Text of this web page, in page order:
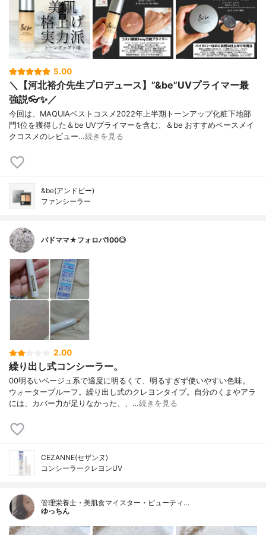
5.00
＼【河北裕介先生プロデュース】”&be”UVプライマー最
強説👓✨／
今回は、MAQUIAベストコスメ2022年上半期トーンアップ化粧下地部
門1位を獲得した＆be UVプライマーを含む、＆be おすすめベースメイ
クコスメのレビュー…続きを見る
&be(アンドビー)
ファンシーラー
バドママ★フォロバ100◎
2.00
繰り出し式コンシーラー。
00明るいベージュ系で適度に明るくて、明るすぎず使いやすい色味。
ウォータープルーフ。繰り出し式のクレヨンタイプ。自分のくまやアラ
には、カバー力が足りなかった、、…続きを見る
CEZANNE(セザンヌ)
コンシーラークレヨンUV
管理栄養士・美肌食マイスター・ビューティ…
ゆっちん